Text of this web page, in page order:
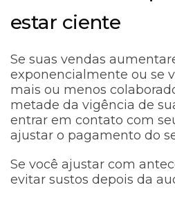
estar ciente
Se suas vendas
exponencialmente ou se
mais ou menos
metade da vigência de
entrar em contato com
ajustar o pagamento do
Se você ajustar com
evitar sustos depois da